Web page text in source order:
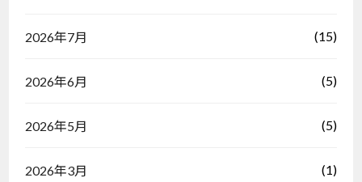
2026年7月 (15)
2026年6月 (5)
2026年5月 (5)
2026年3月 (1)